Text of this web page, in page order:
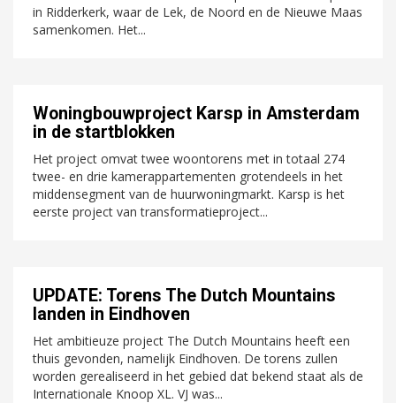
in Ridderkerk, waar de Lek, de Noord en de Nieuwe Maas
samenkomen. Het...
Woningbouwproject Karsp in Amsterdam
in de startblokken
Het project omvat twee woontorens met in totaal 274
twee- en drie kamerappartementen grotendeels in het
middensegment van de huurwoningmarkt. Karsp is het
eerste project van transformatieproject...
UPDATE: Torens The Dutch Mountains
landen in Eindhoven
Het ambitieuze project The Dutch Mountains heeft een
thuis gevonden, namelijk Eindhoven. De torens zullen
worden gerealiseerd in het gebied dat bekend staat als de
Internationale Knoop XL. VJ was...